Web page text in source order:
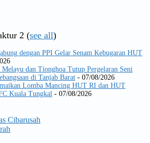
2 (see all)
dengan PPI Gelar Senam Kebugaran HUT
dan Tionghoa Tutup Pergelaran Seni
di Tanjab Barat - 07/08/2026
Lomba Mancing HUT RI dan HUT
Kuala Tungkal - 07/08/2026
Cibarusah